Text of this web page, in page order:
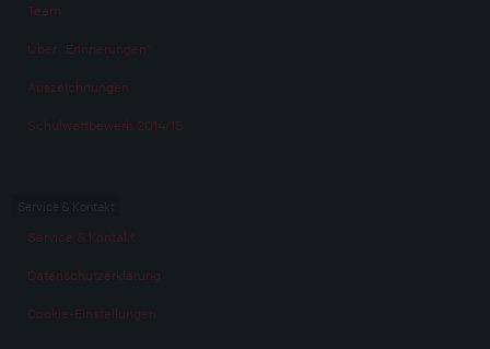
Team
Über „Erinnerungen“
Auszeichnungen
Schulwettbewerb 2014/15
Service & Kontakt
Datenschutzerklärung
Cookie-Einstellungen